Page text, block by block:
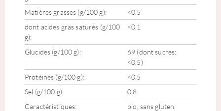
Matières grasses (g/100 g):
<0,5
dont acides gras saturés (g/100
g):
<0,1
Glucides (g/100 g):
69 (dont sucres:
<0,5)
Protéines (g/100 g):
<0,5
Sel (g/100 g):
0,8
Caractéristiques:
bio, sans gluten,